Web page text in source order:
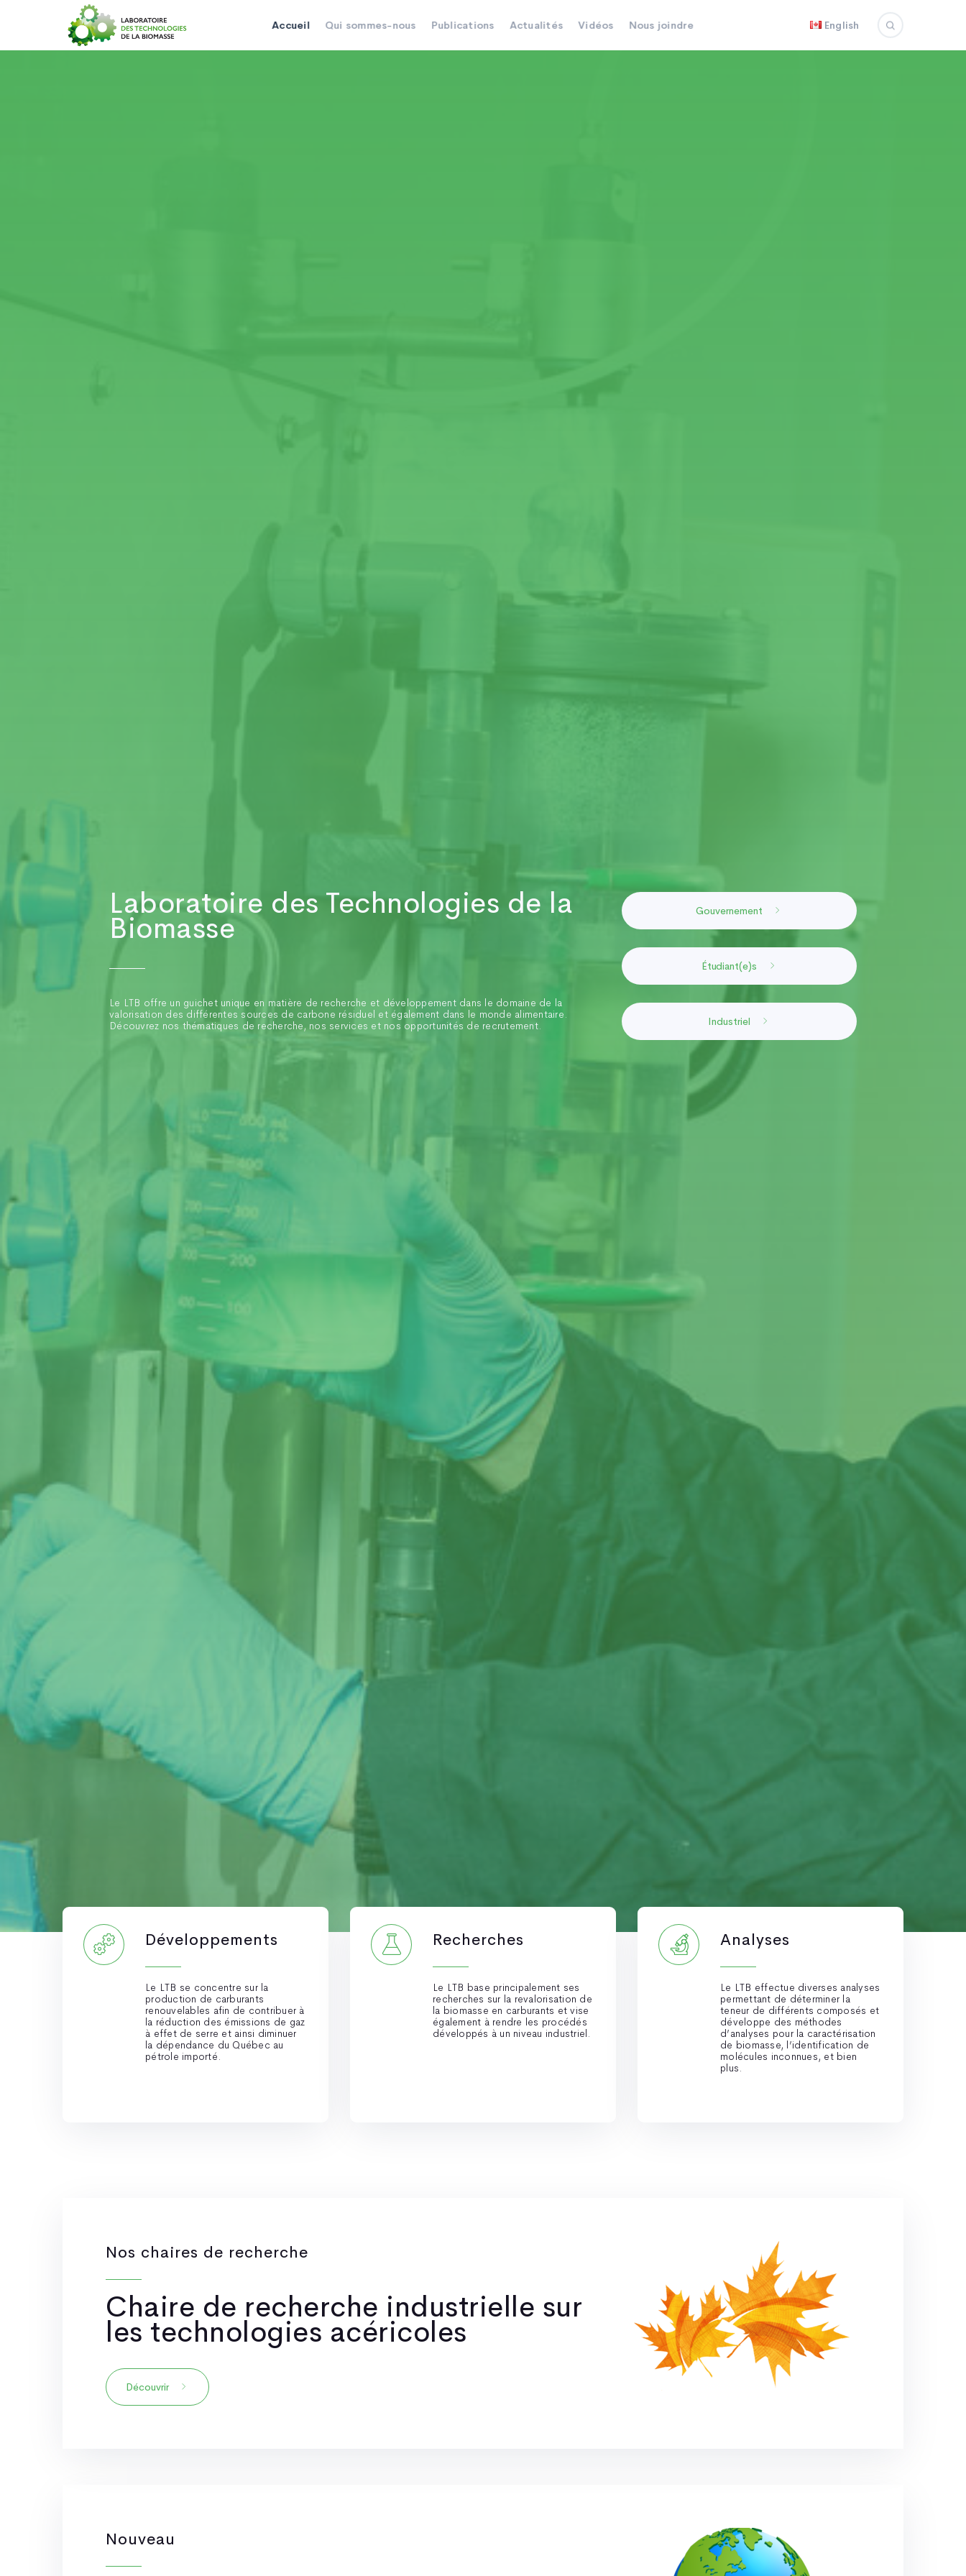
Accueil Qui sommes-nous Publications Actualités Vidéos Nous joindre English
Laboratoire des Technologies de la
Biomasse
Le LTB offre un guichet unique en matière de recherche et développement dans le domaine de la
valorisation des différentes sources de carbone résiduel et également dans le monde alimentaire.
Découvrez nos thématiques de recherche, nos services et nos opportunités de recrutement.
Gouvernement
Étudiant(e)s
Industriel
Développements
Le LTB se concentre sur la
production de carburants
renouvelables afin de contribuer à
la réduction des émissions de gaz
à effet de serre et ainsi diminuer
la dépendance du Québec au
pétrole importé.
Recherches
Le LTB base principalement ses
recherches sur la revalorisation de
la biomasse en carburants et vise
également à rendre les procédés
développés à un niveau industriel.
Analyses
Le LTB effectue diverses analyses
permettant de déterminer la
teneur de différents composés et
développe des méthodes
d’analyses pour la caractérisation
de biomasse, l’identification de
molécules inconnues, et bien
plus.
Nos chaires de recherche
Chaire de recherche industrielle sur
les technologies acéricoles
Découvrir
Nouveau